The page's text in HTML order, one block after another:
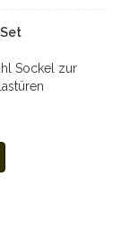
Sockel zur